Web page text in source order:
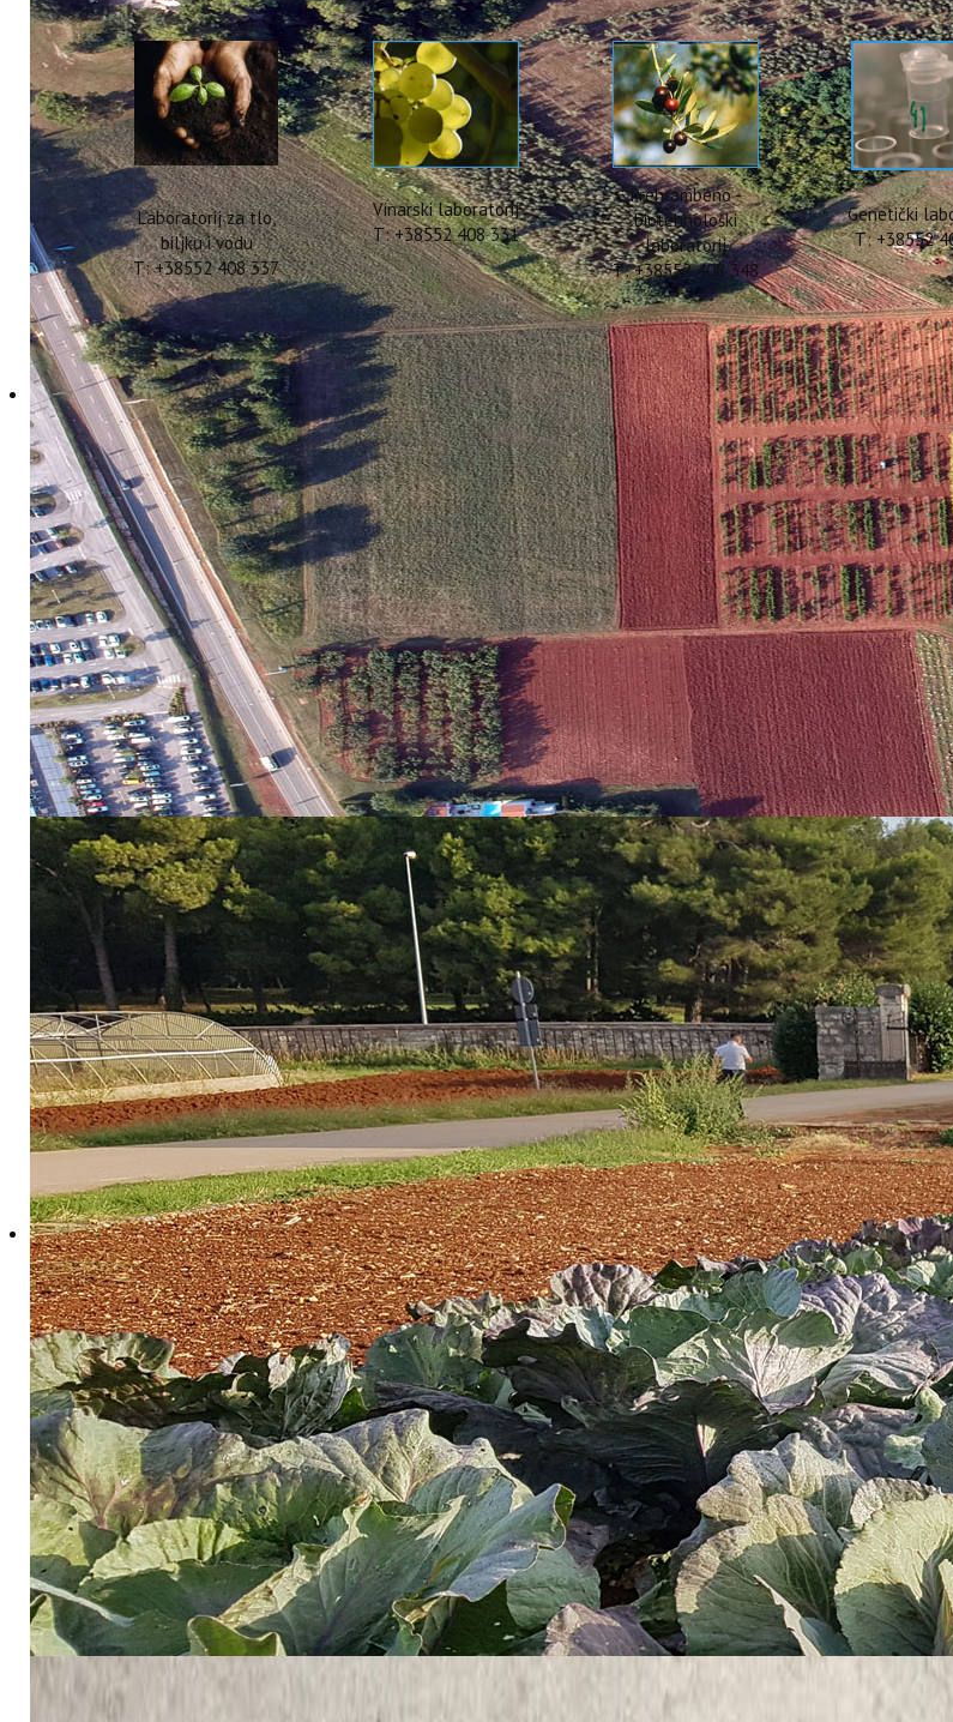
Laboratorij za tlo,
biljku i vodu
T: +38552 408 337
Vinarski laboratorij
T: +38552 408 331
Prehrambeno -
biotehnološki
laboratorij
T: +38552 408 348
Genetički
T: +38552
Multiplikativi događaj projekta DIGIAGRI
u Poreču
12 Lipanj 2024 Hitova: 1754
Projekt DIGIAGRI - Didactic - Digital Tools for Practical Contents Training iz programa
Institutu za poljoprivredu i turizam. Uz Institut projektni partneri su iz Španjolske i
centar Naklo“ iz Slovenije. Prije završetka projekta 31.07.2024. projektnim
multiplikativnog događanja na kojem će biti predstavljen glavni cilj projekta.
Projekt je bio usmjeren prema izradi kvalitetnog nastavnog materijala kojim će biti omogućeno učenje
uzgoj rajčice, paprike i vinove loze.
Materijali na projektu izrađeni su na Engleskom, Španjolskom, Hrvatskom i Slovenskom jeziku.
funkcionira kao obrazovna platforma s više edukacijskih razina, korisnih akademskoj i laičkoj razini
aplikacije je u potpunosti besplatno za sve.
Aplikaciji je moguće pristupati putem linkahttps://digiagri.miteam.sina kojem možete obaviti proces
modula.
Multiplikativni događaj s ciljem predstavljanja projekta i testiranja platforme odvijati će se od 13. do 18.
Poreču i Srednjoj Školi Mate Balota, Poreč s početkom u 08:50 sati. Tijekom događanja sudionici će
platforme i ponuđenim modulima za testiranje.
Po dovršetku postupka testiranja platforme predviđeno je da sudionici događanja i on line
evaluaciju platforme putem online upitnika.
Evaluacija platforme: https://1ka.arnes.si/evalvacijaplatforme
UPUTEZA KORIŠTENJE PLATFORME
Pozivamo Vas da već danas isprobate rad ove zanimljive aplikacije i da nam pošaljete svoje mišljenje o